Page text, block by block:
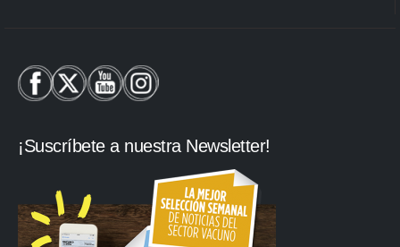
¡Suscríbete a nuestra Newsletter!